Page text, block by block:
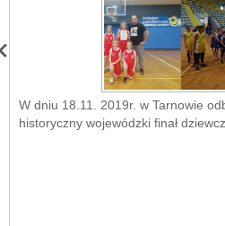
W dniu 18.11. 2019r. w Tarnowie
historyczny wojewódzki finał